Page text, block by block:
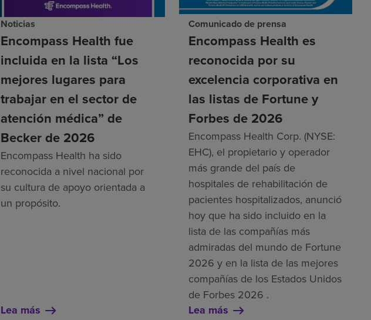
Noticias
Encompass Health fue
incluida en la lista “Los
mejores lugares para
trabajar en el sector de
atención médica” de
Becker de 2026
Encompass Health ha sido
reconocida a nivel nacional por
su cultura de apoyo orientada a
un propósito.
Lea más
Comunicado de prensa
Encompass Health es
reconocida por su
excelencia corporativa en
las listas de Fortune y
Forbes de 2026
Encompass Health Corp. (NYSE:
EHC), el propietario y operador
más grande del país de
hospitales de rehabilitación de
pacientes hospitalizados, anunció
hoy que ha sido incluido en la
lista de las compañías más
admiradas del mundo de Fortune
2026 y en la lista de las mejores
compañías de los Estados Unidos
de Forbes 2026 .
Lea más